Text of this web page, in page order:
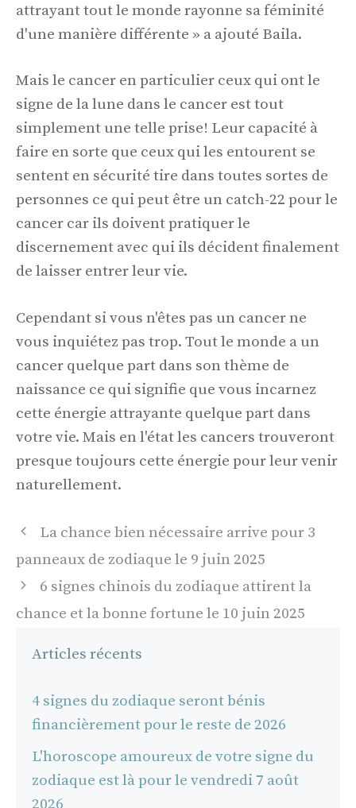
attrayant tout le monde rayonne sa féminité
d'une manière différente » a ajouté Baila.
Mais le cancer en particulier ceux qui ont le
signe de la lune dans le cancer est tout
simplement une telle prise! Leur capacité à
faire en sorte que ceux qui les entourent se
sentent en sécurité tire dans toutes sortes de
personnes ce qui peut être un catch-22 pour le
cancer car ils doivent pratiquer le
discernement avec qui ils décident finalement
de laisser entrer leur vie.
Cependant si vous n'êtes pas un cancer ne
vous inquiétez pas trop. Tout le monde a un
cancer quelque part dans son thème de
naissance ce qui signifie que vous incarnez
cette énergie attrayante quelque part dans
votre vie. Mais en l'état les cancers trouveront
presque toujours cette énergie pour leur venir
naturellement.
Navigation
La chance bien nécessaire arrive pour 3
panneaux de zodiaque le 9 juin 2025
6 signes chinois du zodiaque attirent la
chance et la bonne fortune le 10 juin 2025
Articles récents
4 signes du zodiaque seront bénis
financièrement pour le reste de 2026
L'horoscope amoureux de votre signe du
zodiaque est là pour le vendredi 7 août
2026